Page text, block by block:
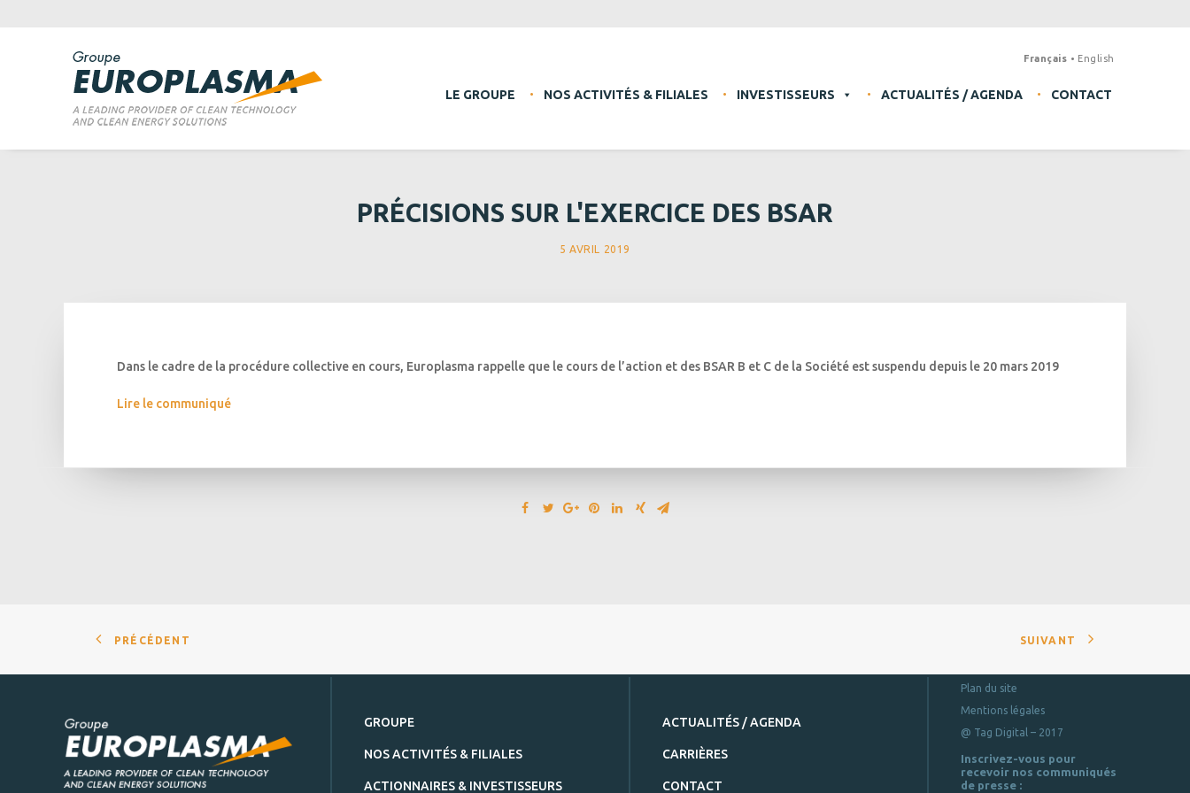
LE GROUPE NOS ACTIVITÉS & FILIALES INVESTISSEURS ACTUALITÉS / AGENDA CONTACT
Français English
PRÉCISIONS SUR L'EXERCICE DES BSAR
5 AVRIL 2019
Dans le cadre de la procédure collective en cours, Europlasma rappelle que le cours de l’action et des BSAR B et C de la Société est suspendu depuis le 20 mars 2019
Lire le communiqué
PRÉCÉDENT SUIVANT
GROUPE
NOS ACTIVITÉS & FILIALES
ACTIONNAIRES & INVESTISSEURS
ACTUALITÉS / AGENDA
CARRIÈRES
CONTACT
Plan du site
Mentions légales
@ Tag Digital – 2017
Inscrivez-vous pour
recevoir nos communiqués
de presse :